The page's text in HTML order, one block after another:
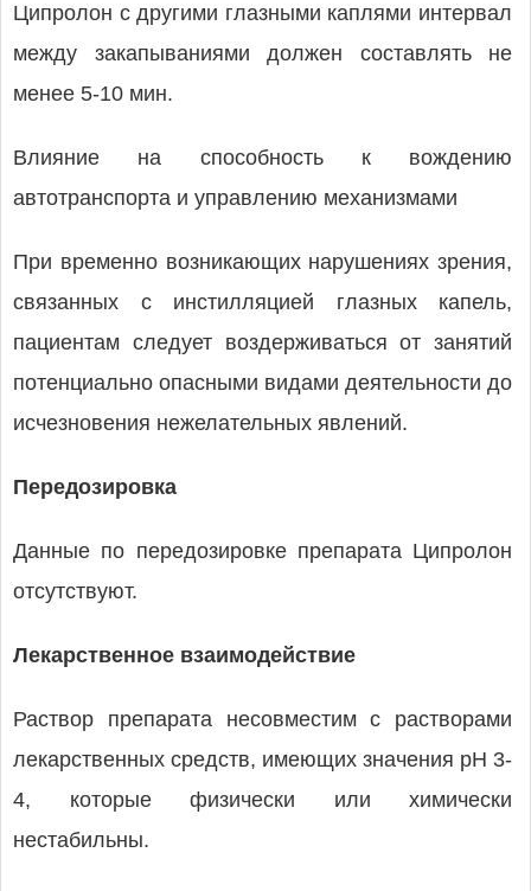
Ципролон с другими глазными каплями интервал
между закапываниями должен составлять не
менее 5-10 мин.
Влияние на способность к вождению
автотранспорта и управлению механизмами
При временно возникающих нарушениях зрения,
связанных с инстилляцией глазных капель,
пациентам следует воздерживаться от занятий
потенциально опасными видами деятельности до
исчезновения нежелательных явлений.
Передозировка
Данные по передозировке препарата Ципролон
отсутствуют.
Лекарственное взаимодействие
Раствор препарата несовместим с растворами
лекарственных средств, имеющих значения рН 3-
4, которые физически или химически
нестабильны.